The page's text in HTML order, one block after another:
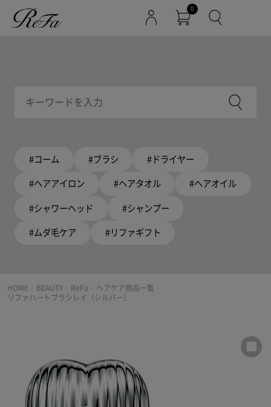
0
#コーム #ブラシ #ドライヤー
#ヘアアイロン #ヘアタオル #ヘアオイル
#シャワーヘッド #シャンプー
#ムダ毛ケア #リファギフト
HOME BEAUTY ReFa ヘアケア商品一覧
リファハートブラシレイ（シルバー）